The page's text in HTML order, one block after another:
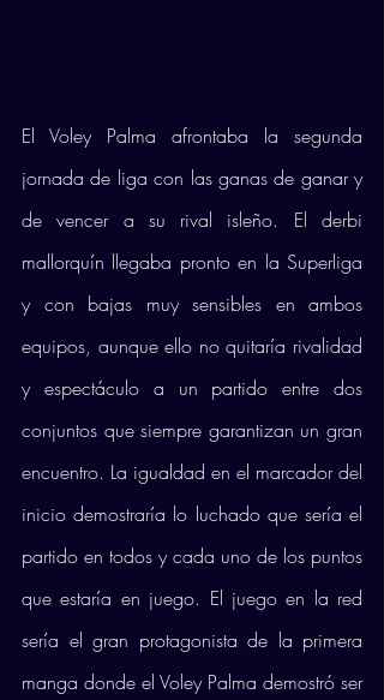
El Voley Palma afrontaba la segunda
jornada de liga con las ganas de ganar y
de vencer a su rival isleño. El derbi
mallorquín llegaba pronto en la Superliga
y con bajas muy sensibles en ambos
equipos, aunque ello no quitaría rivalidad
y espectáculo a un partido entre dos
conjuntos que siempre garantizan un gran
encuentro. La igualdad en el marcador del
inicio demostraría lo luchado que sería el
partido en todos y cada uno de los puntos
que estaría en juego. El juego en la red
sería el gran protagonista de la primera
manga donde el Voley Palma demostró ser